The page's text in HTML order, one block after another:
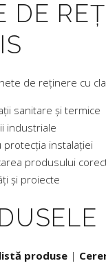
DE
de reținere cu
sanitare și termice
industriale
instalației
produsului
și proiecte
produse |